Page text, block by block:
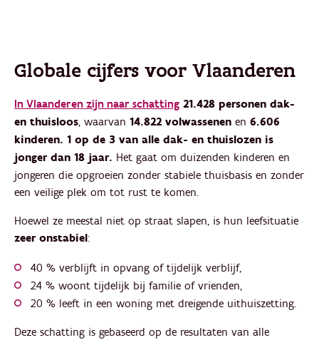
Globale cijfers voor Vlaanderen
In Vlaanderen zijn naar schatting 21.428 personen dak-
en thuisloos, waarvan 14.822 volwassenen en 6.606
kinderen. 1 op de 3 van alle dak- en thuislozen is
jonger dan 18 jaar. Het gaat om duizenden kinderen en
jongeren die opgroeien zonder stabiele thuisbasis en zonder
een veilige plek om tot rust te komen.
Hoewel ze meestal niet op straat slapen, is hun leefsituatie
zeer onstabiel:
40 % verblijft in opvang of tijdelijk verblijf,
24 % woont tijdelijk bij familie of vrienden,
20 % leeft in een woning met dreigende uithuiszetting.
Deze schatting is gebaseerd op de resultaten van alle